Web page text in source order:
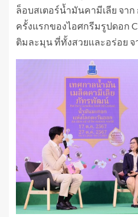
ล็อบสเตอร์น้ำมันคามีเลีย จาก
ครั้งแรกของไอศกรีมรูปดอก
ติมละมุน ที่ทั้งสวยและอร่อย